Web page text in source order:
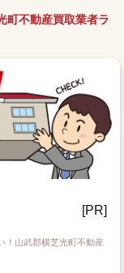
町不動産買取業者ラ
[PR]
！山武郡横芝光町不動産